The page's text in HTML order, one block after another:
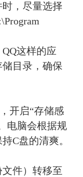
，尽量选择
这样的应
目录，确保
开启“存储感
电脑会根据规
C盘的清爽。
件）转移至